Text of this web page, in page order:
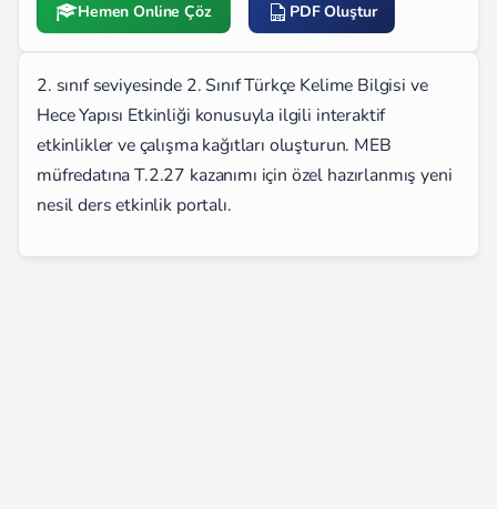
Hemen Online Çöz PDF Oluştur
2. sınıf seviyesinde 2. Sınıf Türkçe Kelime Bilgisi ve
Hece Yapısı Etkinliği konusuyla ilgili interaktif
etkinlikler ve çalışma kağıtları oluşturun. MEB
müfredatına T.2.27 kazanımı için özel hazırlanmış yeni
nesil ders etkinlik portalı.